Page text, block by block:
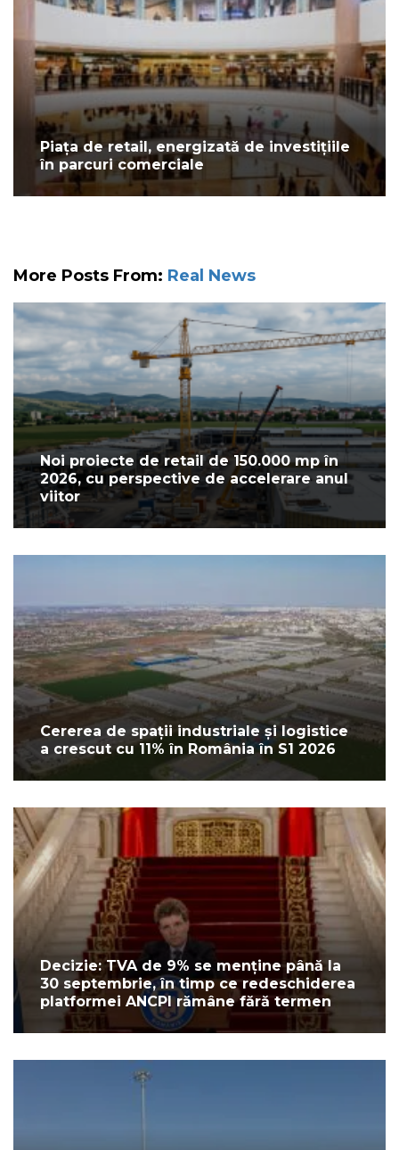
Piața de retail, energizată de investițiile
în parcuri comerciale
More Posts From: Real News
Noi proiecte de retail de 150.000 mp în
2026, cu perspective de accelerare anul
viitor
Cererea de spații industriale și logistice
a crescut cu 11% în România în S1 2026
Decizie: TVA de 9% se menține până la
30 septembrie, în timp ce redeschiderea
platformei ANCPI rămâne fără termen